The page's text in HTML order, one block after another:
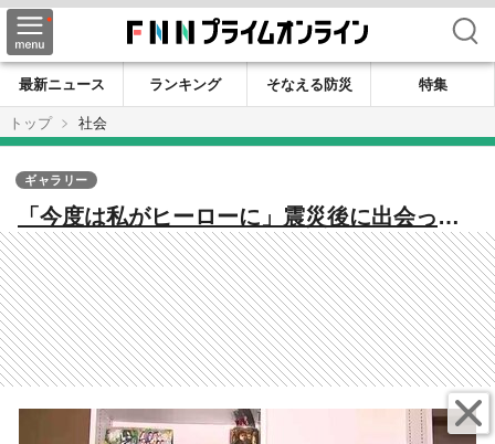
検索
最新ニュース ランキング そなえる防災
特集
トップ
社会
「今度は私がヒーローに」震災後に出会った
プロレスが人生を決めた 宮古市出身の
MIRAIさんが「勇気を届けたい」と闘う理
由 岩手 #知り続ける
ギャラリー